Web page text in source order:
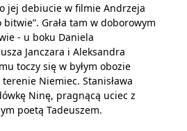
jej debiucie w filmie Andrzeja
Grała tam w doborowym
- u boku Daniela
Janczara i Aleksandra
toczy się w byłym obozie
Niemiec. Stanisława
Ninę, pragnącą uciec z
poetą Tadeuszem.